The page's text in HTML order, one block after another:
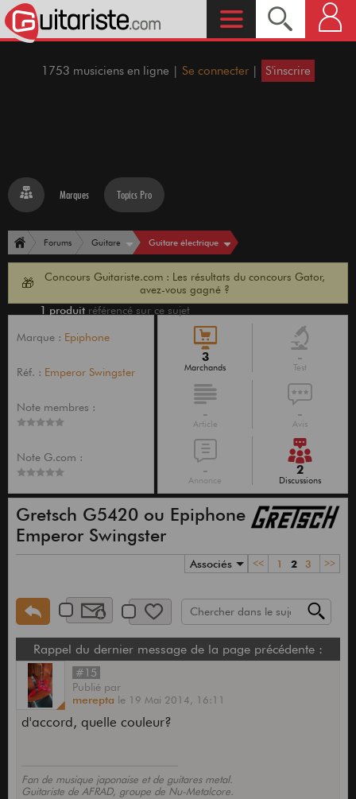
1753 musiciens en ligne | Se connecter | S'inscrire
Marques Topics Pro
Forums Guitare Guitare électrique
🎁
Concours Guitariste.com : Les résultats du concours Gator,
avez-vous gagné ?
1 produit référencé sur ce sujet
Marque : Epiphone
Réf. : Emperor Swingster
Note membres :
Note G.com :
3
Marchands
-
Test
-
Article
-
Avis
-
Annonce
2
Discussions
Gretsch G5420 ou Epiphone
Emperor Swingster
Associés << 1 2 3 >>
Rappel du dernier message de la page précédente :
#15
Publié par
merepta le 19 Mai 2014, 16:11
d'accord, quelle couleur?
Fan de musique japonaise et de guitares metal.
Guitariste de AFRAD, groupe de Nu-Metalcore.